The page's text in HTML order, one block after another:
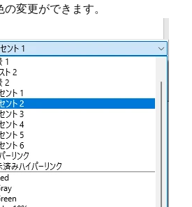
変更ができます。